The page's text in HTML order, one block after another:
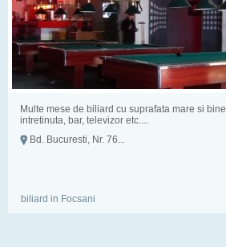
Multe mese de biliard cu suprafata mare si bine
intretinuta, bar, televizor etc....
Bd. Bucuresti, Nr. 76...
biliard in Focsani